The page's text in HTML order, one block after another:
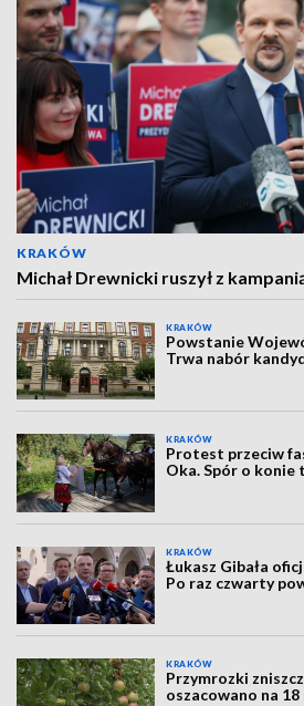
KRAKÓW
Michał Drewnicki ruszył z
KRAKÓW
Powstanie
Trwa nabór
KRAKÓW
Protest przeciw
Oka. Spór o
KRAKÓW
Łukasz Gibała
Po raz czwarty
KRAKÓW
Przymrozki
oszacowano na 18